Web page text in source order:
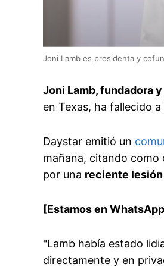
Joni Lamb es presidenta y
Joni Lamb, fundadora
en Texas, ha fallecido
Daystar emitió un
mañana, citando como
por una reciente lesión
[Estamos en
"Lamb había estado
directamente y en